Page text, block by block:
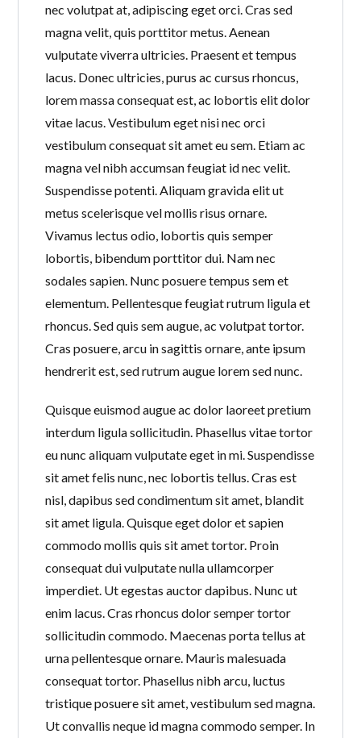
nec volutpat at, adipiscing eget orci. Cras sed
magna velit, quis porttitor metus. Aenean
vulputate viverra ultricies. Praesent et tempus
lacus. Donec ultricies, purus ac cursus rhoncus,
lorem massa consequat est, ac lobortis elit dolor
vitae lacus. Vestibulum eget nisi nec orci
vestibulum consequat sit amet eu sem. Etiam ac
magna vel nibh accumsan feugiat id nec velit.
Suspendisse potenti. Aliquam gravida elit ut
metus scelerisque vel mollis risus ornare.
Vivamus lectus odio, lobortis quis semper
lobortis, bibendum porttitor dui. Nam nec
sodales sapien. Nunc posuere tempus sem et
elementum. Pellentesque feugiat rutrum ligula et
rhoncus. Sed quis sem augue, ac volutpat tortor.
Cras posuere, arcu in sagittis ornare, ante ipsum
hendrerit est, sed rutrum augue lorem sed nunc.
Quisque euismod augue ac dolor laoreet pretium
interdum ligula sollicitudin. Phasellus vitae tortor
eu nunc aliquam vulputate eget in mi. Suspendisse
sit amet felis nunc, nec lobortis tellus. Cras est
nisl, dapibus sed condimentum sit amet, blandit
sit amet ligula. Quisque eget dolor et sapien
commodo mollis quis sit amet tortor. Proin
consequat dui vulputate nulla ullamcorper
imperdiet. Ut egestas auctor dapibus. Nunc ut
enim lacus. Cras rhoncus dolor semper tortor
sollicitudin commodo. Maecenas porta tellus at
urna pellentesque ornare. Mauris malesuada
consequat tortor. Phasellus nibh arcu, luctus
tristique posuere sit amet, vestibulum sed magna.
Ut convallis neque id magna commodo semper. In